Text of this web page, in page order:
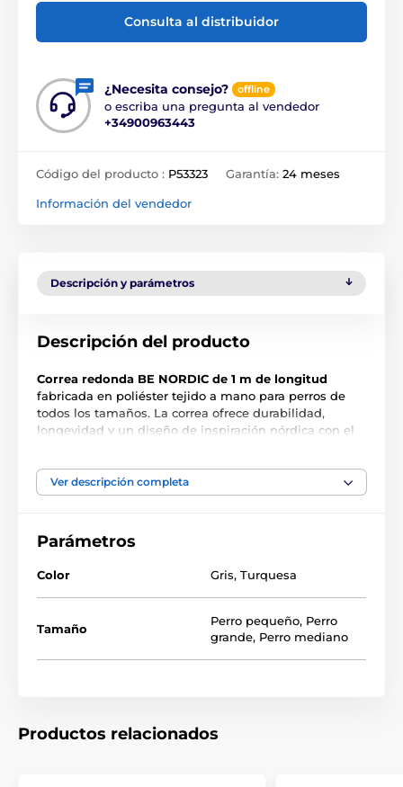
Consulta al distribuidor
¿Necesita consejo? offline
o escriba una pregunta al vendedor
+34900963443
Código del producto : P53323 Garantía: 24 meses
Información del vendedor
Descripción y parámetros
Descripción del producto
Correa redonda BE NORDIC de 1 m de longitud
fabricada en poliéster tejido a mano para perros de
todos los tamaños. La correa ofrece durabilidad,
longevidad y un diseño de inspiración nórdica con el
mosquetón de liberación permite soltar la correa fácil
y rápidamente con una sola mano, y su gancho sigue
la suciedad (arena, tierra, etc.). Dos anchos de correa
diferentes.
Correa S-M: Longitud 1m, anchura 8mm
Las especificaciones técnicas pueden cambiar sin
El producto aparece en las categorías
Ver descripción completa
Parámetros
Color Gris, Turquesa
Tamaño
Perro pequeño, Perro
grande, Perro mediano
Productos relacionados